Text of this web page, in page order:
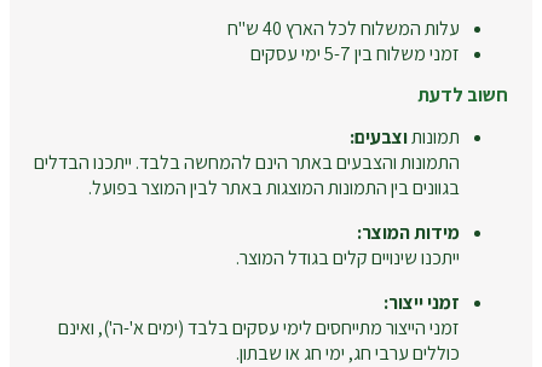
עלות המשלוח לכל הארץ 40 ש"ח
זמני משלוח בין 5-7 ימי עסקים
חשוב לדעת
תמונותוצבעים:
התמונות והצבעים באתר הינם להמחשה בלבד. ייתכנו הבדלים
בגוונים בין התמונות המוצגות באתר לבין המוצר בפועל.
מידות המוצר:
ייתכנו שינויים קלים בגודל המוצר.
זמני ייצור:
זמני הייצור מתייחסים לימי עסקים בלבד (ימים א'-ה'), ואינם
כוללים ערבי חג, ימי חג או שבתון.